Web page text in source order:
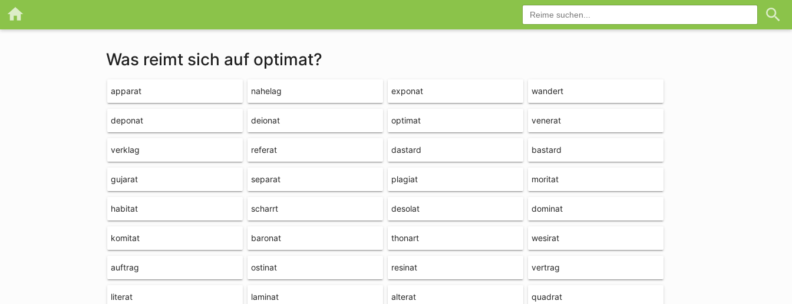
Was reimt sich auf optimat?
apparat nahelag exponat wandert
deponat deionat optimat venerat
verklag referat dastard bastard
gujarat separat plagiat moritat
habitat scharrt desolat dominat
komitat baronat thonart wesirat
auftrag ostinat resinat vertrag
literat laminat alterat quadrat